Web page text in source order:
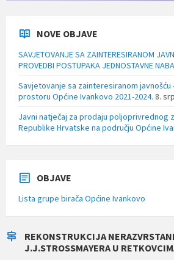
NOVE OBJAVE
SAVJETOVANJE SA ZAINTERESIRANOM
PROVEDBI POSTUPAKA JEDNOSTAVNE
Savjetovanje sa zainteresiranom javnošću
prostoru Općine Ivankovo 2021-2024. 8.
Javni natječaj za prodaju poljoprivrednog
Republike Hrvatske na području Općine
OBJAVE
Lista grupe birača Općine Ivankovo
REKONSTRUKCIJA
J.J.STROSSMAYERA U